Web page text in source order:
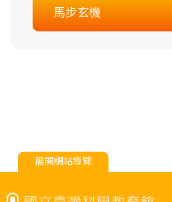
馬步玄機
展開網站導覽